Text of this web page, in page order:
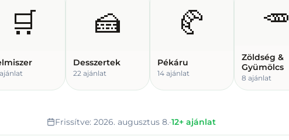
🛒
ajánlat
🍰
Desszertek
22 ajánlat
🥐
Pékáru
14 ajánlat
🥕
Zöldség &
Gyümölcs
8 ajánlat
Frissítve: 2026. augusztus 8.·12+ ajánlat